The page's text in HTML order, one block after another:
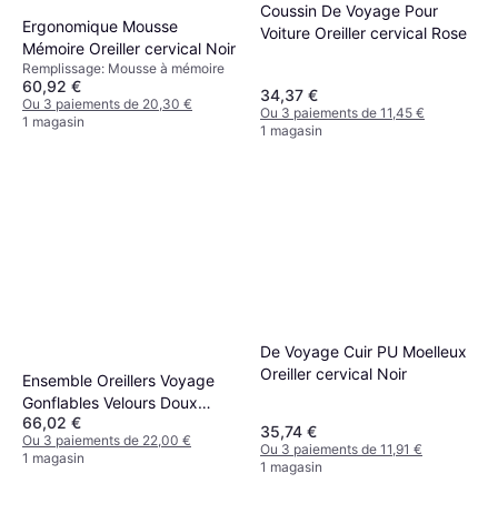
Ergonomique Mousse
Mémoire Oreiller cervical Noir
Remplissage: Mousse à mémoire
60,92 €
Ou 3 paiements de 20,30 €
1 magasin
Coussin De Voyage Pour
Voiture Oreiller cervical Rose
34,37 €
Ou 3 paiements de 11,45 €
1 magasin
Ensemble Oreillers Voyage
Gonflables Velours Doux
Nuque Oreiller cervical Bleu
66,02 €
Ou 3 paiements de 22,00 €
1 magasin
De Voyage Cuir PU Moelleux
Oreiller cervical Noir
35,74 €
Ou 3 paiements de 11,91 €
1 magasin